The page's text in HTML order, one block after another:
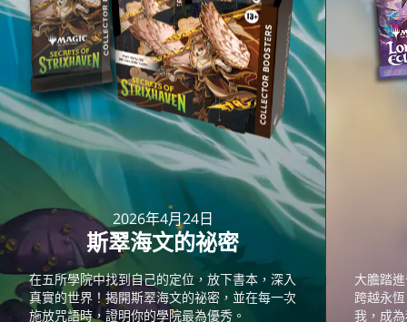
2026年4月24日
斯翠海文的祕密
在五所學院中找到自己的定位，放下書本，深入
真實的世界！揭開斯翠海文的祕密，並在每一次
施放咒語時，證明你的學院最為優秀。
大膽踏
跨越永
我，成